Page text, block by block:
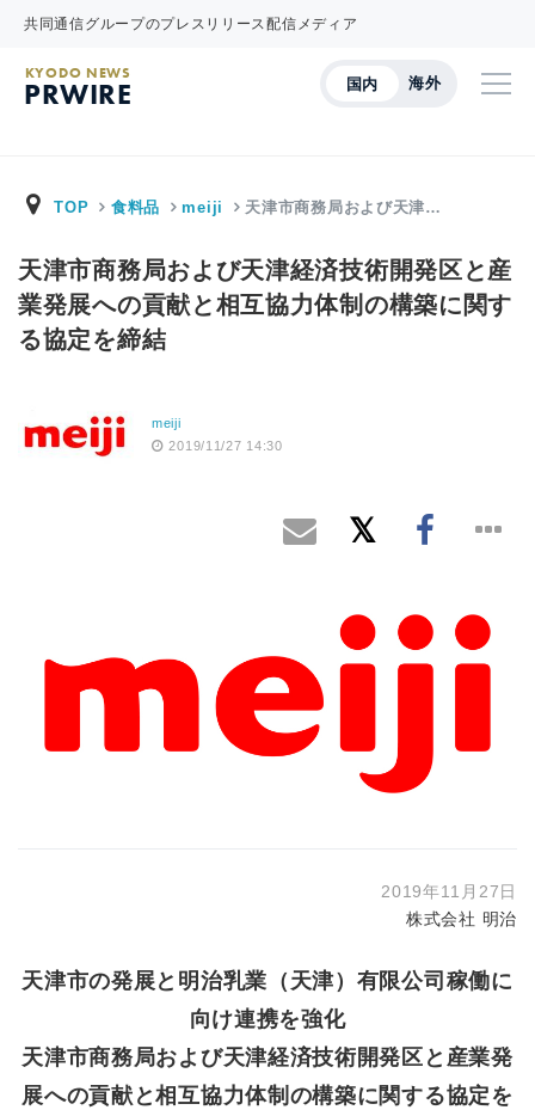
共同通信グループのプレスリリース配信メディア
国内 海外
KYODO NEWS
PRWIRE
TOP 食料品 meiji 天津市商務局および天津…
天津市商務局および天津経済技術開発区と産
業発展への貢献と相互協力体制の構築に関す
る協定を締結
meiji
2019/11/27 14:30
2019年11月27日
株式会社 明治
天津市の発展と明治乳業（天津）有限公司稼働に
向け連携を強化
天津市商務局および天津経済技術開発区と産業発
展への貢献と相互協力体制の構築に関する協定を